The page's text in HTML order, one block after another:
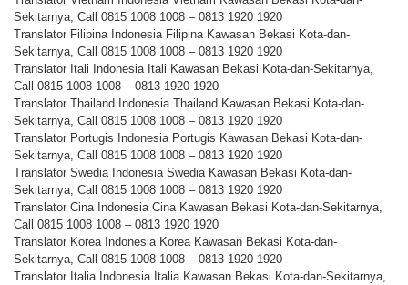
Sekitarnya, Call 0815 1008 1008 – 0813 1920 1920
Translator Filipina Indonesia Filipina Kawasan Bekasi Kota-dan-
Sekitarnya, Call 0815 1008 1008 – 0813 1920 1920
Translator Itali Indonesia Itali Kawasan Bekasi Kota-dan-Sekitarnya,
Call 0815 1008 1008 – 0813 1920 1920
Translator Thailand Indonesia Thailand Kawasan Bekasi Kota-dan-
Sekitarnya, Call 0815 1008 1008 – 0813 1920 1920
Translator Portugis Indonesia Portugis Kawasan Bekasi Kota-dan-
Sekitarnya, Call 0815 1008 1008 – 0813 1920 1920
Translator Swedia Indonesia Swedia Kawasan Bekasi Kota-dan-
Sekitarnya, Call 0815 1008 1008 – 0813 1920 1920
Translator Cina Indonesia Cina Kawasan Bekasi Kota-dan-Sekitarnya,
Call 0815 1008 1008 – 0813 1920 1920
Translator Korea Indonesia Korea Kawasan Bekasi Kota-dan-
Sekitarnya, Call 0815 1008 1008 – 0813 1920 1920
Translator Italia Indonesia Italia Kawasan Bekasi Kota-dan-Sekitarnya,